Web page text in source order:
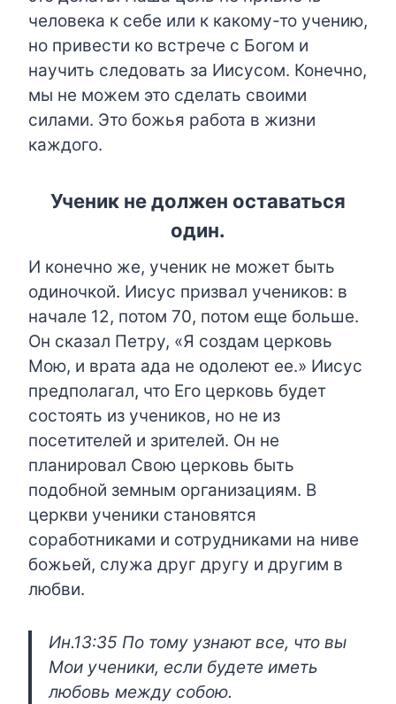
человека к себе или к какому-то учению,
но привести ко встрече с Богом и
научить следовать за Иисусом. Конечно,
мы не можем это сделать своими
силами. Это божья работа в жизни
каждого.
Ученик не должен оставаться
один.
И конечно же, ученик не может быть
одиночкой. Иисус призвал учеников: в
начале 12, потом 70, потом еще больше.
Он сказал Петру, «Я создам церковь
Мою, и врата ада не одолеют ее.» Иисус
предполагал, что Его церковь будет
состоять из учеников, но не из
посетителей и зрителей. Он не
планировал Свою церковь быть
подобной земным организациям. В
церкви ученики становятся
соработниками и сотрудниками на ниве
божьей, служа друг другу и другим в
любви.
Ин.13:35 По тому узнают все, что вы
Мои ученики, если будете иметь
любовь между собою.